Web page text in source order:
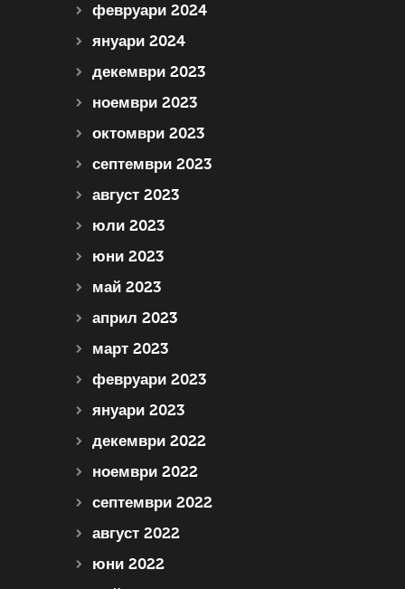
февруари 2024
януари 2024
декември 2023
ноември 2023
октомври 2023
септември 2023
август 2023
юли 2023
юни 2023
май 2023
април 2023
март 2023
февруари 2023
януари 2023
декември 2022
ноември 2022
септември 2022
август 2022
юни 2022